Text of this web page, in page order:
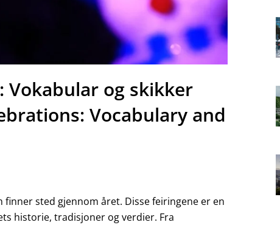
og skikker
Vocabulary and
sted gjennom året. Disse feiringene er en
historie, tradisjoner og verdier. Fra